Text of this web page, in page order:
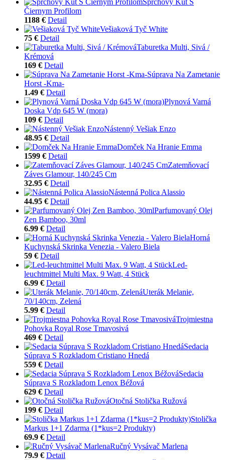
Čiernym Profilom
1188 € Detail
Vešiaková Tyč White
75 € Detail
Taburetka Multi, Sivá /
Krémová
169 € Detail
Súprava Na Zametanie
Horst -Kma-
1.49 € Detail
Plynová Varná
Doska Vdp 645 W (mora)
109 € Detail
Nástenný Vešiak Enzo
48.95 € Detail
Domček Na Hranie Emma
1599 € Detail
Zatemňovací
Záves Glamour, 140/245 Cm
32.95 € Detail
Nástenná Polica Alassio
44.95 € Detail
Parfumovaný Olej
Zen Bamboo, 30ml
6.99 € Detail
Horná
Kuchynská Skrinka Venezia - Valero Biela
59 € Detail
Led-
leuchtmittel Multi Max. 9 Watt, 4 Stück
6.99 € Detail
Uterák Melanie,
70/140cm, Zelená
5.99 € Detail
Trojmiestna
Pohovka Royal Rose Tmavosivá
469 € Detail
Sedacia
Súprava S Rozkladom Cristiano Hnedá
559 € Detail
Sedacia
Súprava S Rozkladom Lenox Béžová
629 € Detail
Otočná Stolička Ružová
199 € Detail
Stolička
Markus 1+1 Zdarma (1*kus=2 Produkty)
69.9 € Detail
Ručný Vysávač Marlena
79.9 € Detail